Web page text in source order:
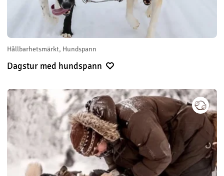
Hållbarhetsmärkt, Hundspann
Dagstur med hundspann